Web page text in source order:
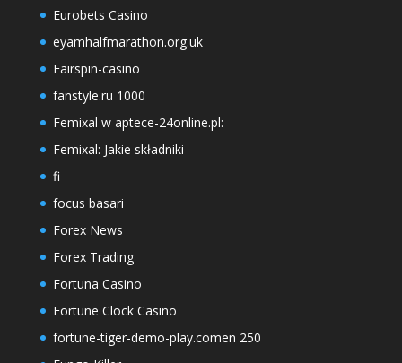
Eurobets Casino
eyamhalfmarathon.org.uk
Fairspin-casino
fanstyle.ru 1000
Femixal w aptece-24online.pl:
Femixal: Jakie składniki
fi
focus basari
Forex News
Forex Trading
Fortuna Casino
Fortune Clock Casino
fortune-tiger-demo-play.comen 250